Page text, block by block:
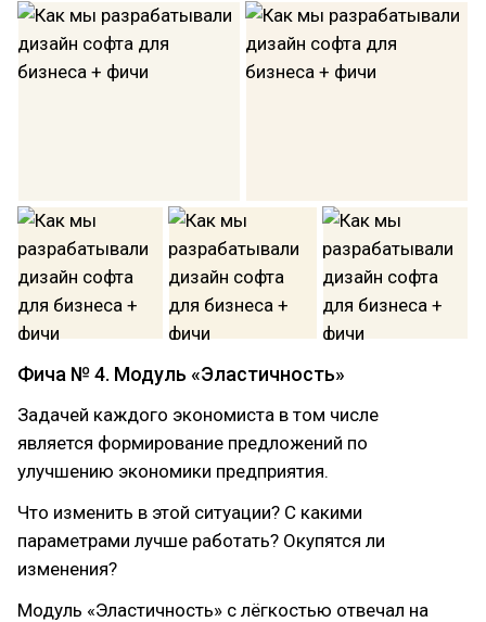
Фича № 4. Модуль «Эластичность»
Задачей каждого экономиста в том числе
является формирование предложений по
улучшению экономики предприятия.
Что изменить в этой ситуации? С какими
параметрами лучше работать? Окупятся ли
изменения?
Модуль «Эластичность» с лёгкостью отвечал на